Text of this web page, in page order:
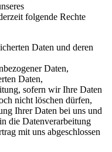
folgende Rechte
Daten und deren
Daten,
Daten,
sofern wir Ihre Daten
nicht löschen dürfen,
Ihrer Daten bei uns und
die Datenverarbeitung
mit uns abgeschlossen